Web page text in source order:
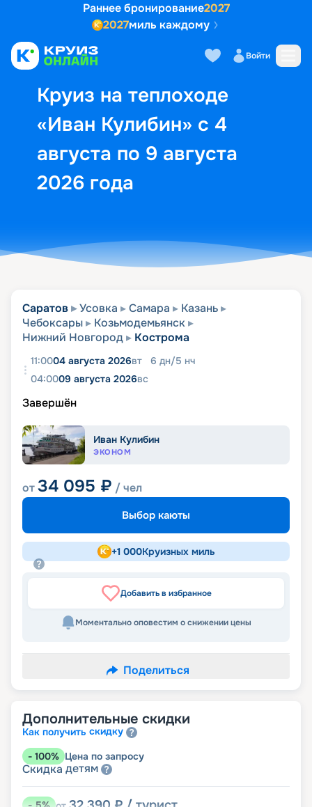
Раннее бронирование2027
2027миль каждому
Войти
Круиз на теплоходе
«Иван Кулибин» с 4
августа по 9 августа
2026 года
Выбор кают Маршрут и
Саратов Усовка Самара
Казань
Чебоксары
Козьмодемьянск
Нижний Новгород
Кострома
11:0004 августа 2026вт 6 дн/5 нч
04:0009 августа 2026вс
Завершён
Иван Кулибин
ЭКОНОМ
от34 095 ₽ / чел
Выбор каюты
+1 000Круизных миль
Добавить в избранное
Моментально оповестим о снижении цены
Поделиться
Дополнительные скидки
Как получить скидку
- 100% Цена по запросу
Скидка детям